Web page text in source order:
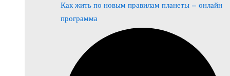
Как жить по новым правилам планеты – онлайн
программа